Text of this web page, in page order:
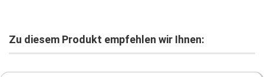
Zu diesem Produkt empfehlen wir Ihnen: